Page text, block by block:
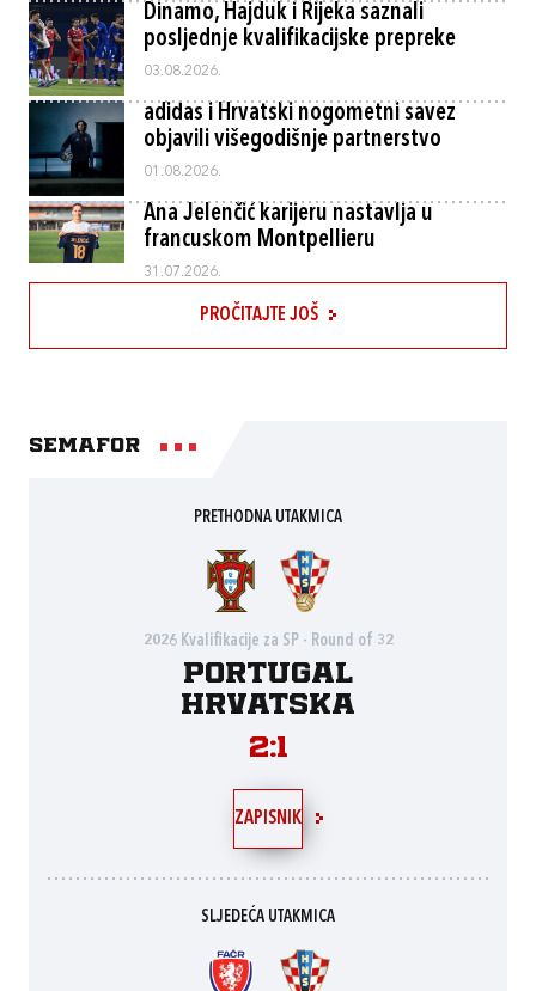
Dinamo, Hajduk i Rijeka saznali
posljednje kvalifikacijske prepreke
03.08.2026.
adidas i Hrvatski nogometni savez
objavili višegodišnje partnerstvo
01.08.2026.
Ana Jelenčić karijeru nastavlja u
francuskom Montpellieru
31.07.2026.
PROČITAJTE JOŠ
Semafor
PRETHODNA UTAKMICA
2026 Kvalifikacije za SP - Round of 32
Portugal
Hrvatska
2:1
ZAPISNIK
SLJEDEĆA UTAKMICA